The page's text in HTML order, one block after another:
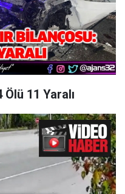
11 Yaralı